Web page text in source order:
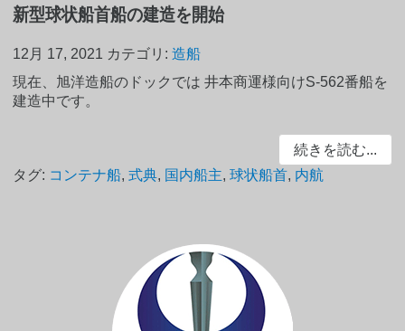
新型球状船首船の建造を開始
12月 17, 2021 カテゴリ:造船
現在、旭洋造船のドックでは 井本商運様向けS-562番船を
建造中です。
続きを読む...
タグ: コンテナ船,式典, 国内船主,球状船首, 内航